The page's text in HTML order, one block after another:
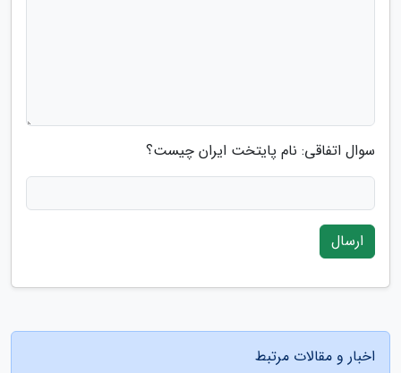
سوال اتفاقی: نام پایتخت ایران چیست؟
ارسال
اخبار و مقالات مرتبط